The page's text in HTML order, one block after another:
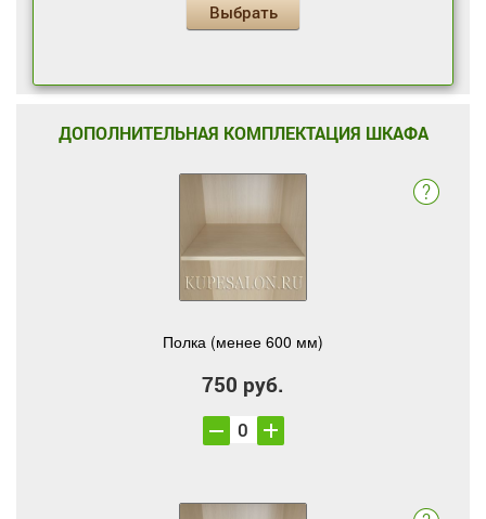
Выбрать
ДОПОЛНИТЕЛЬНАЯ КОМПЛЕКТАЦИЯ ШКАФА
Полка (менее 600 мм)
750 руб.